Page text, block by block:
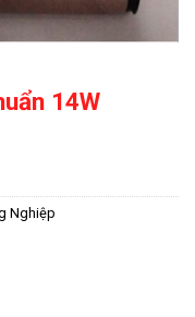
14W
Nghiệp